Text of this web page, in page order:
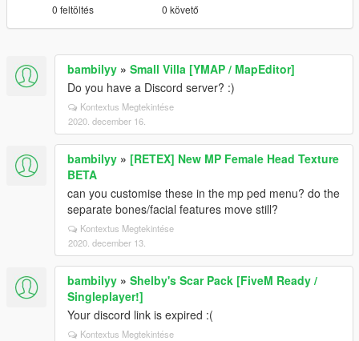
0 feltöltés 0 követő
bambilyy » Small Villa [YMAP / MapEditor]
Do you have a Discord server? :)
Kontextus Megtekintése
2020. december 16.
bambilyy » [RETEX] New MP Female Head Texture
BETA
can you customise these in the mp ped menu? do the
separate bones/facial features move still?
Kontextus Megtekintése
2020. december 13.
bambilyy » Shelby's Scar Pack [FiveM Ready /
Singleplayer!]
Your discord link is expired :(
Kontextus Megtekintése